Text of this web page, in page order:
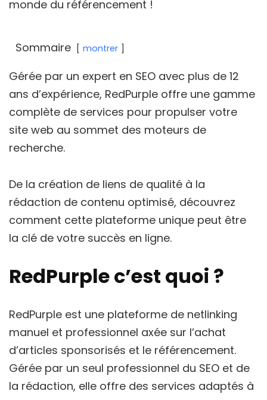
monde du référencement !
Sommaire montrer
Gérée par un expert en SEO avec plus de 12
ans d’expérience, RedPurple offre une gamme
complète de services pour propulser votre
site web au sommet des moteurs de
recherche.
De la création de liens de qualité à la
rédaction de contenu optimisé, découvrez
comment cette plateforme unique peut être
la clé de votre succès en ligne.
RedPurple c’est quoi ?
RedPurple est une plateforme de netlinking
manuel et professionnel axée sur l’achat
d’articles sponsorisés et le référencement.
Gérée par un seul professionnel du SEO et de
la rédaction, elle offre des services adaptés à